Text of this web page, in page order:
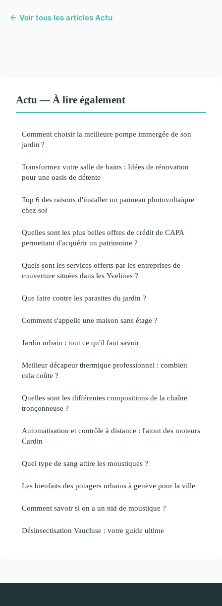
← Voir tous les articles Actu
Actu — À lire également
Comment choisir la meilleure pompe immergée de son
jardin ?
Transformez votre salle de bains : Idées de rénovation
pour une oasis de détente
Top 6 des raisons d'installer un panneau photovoltaïque
chez soi
Quelles sont les plus belles offres de crédit de CAPA
permettant d'acquérir un patrimoine ?
Quels sont les services offerts par les entreprises de
couverture situées dans les Yvelines ?
Que faire contre les parasites du jardin ?
Comment s'appelle une maison sans étage ?
Jardin urbain : tout ce qu'il faut savoir
Meilleur décapeur thermique professionnel : combien
cela coûte ?
Quelles sont les différentes compositions de la chaîne
tronçonneuse ?
Automatisation et contrôle à distance : l'atout des moteurs
Cardin
Quel type de sang attire les moustiques ?
Les bienfaits des potagers urbains à genève pour la ville
Comment savoir si on a un nid de moustique ?
Désinsectisation Vaucluse : votre guide ultime